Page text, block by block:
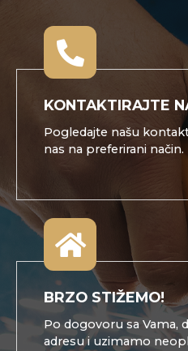
KONTAKTIRAJTE
Pogledajte našu
nas na preferirani način.
BRZO STIŽEMO!
Po dogovoru sa Vama,
adresu i uzimamo